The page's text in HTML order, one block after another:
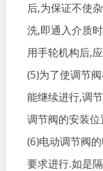
后,为保证不使
洗,即通入介质
用手轮机构后,
(5)为了使调节
能继续进行,调
调节阀的安装
(6)电动调节阀
要求进行.如是